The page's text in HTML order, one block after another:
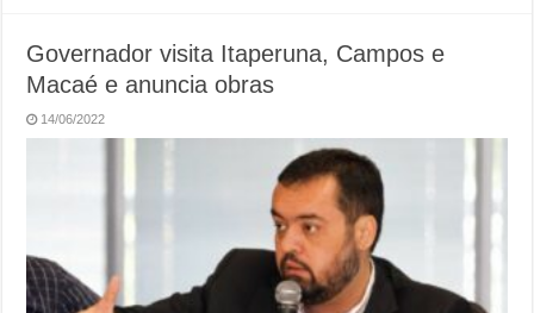
Governador visita Itaperuna, Campos e
Macaé e anuncia obras
14/06/2022